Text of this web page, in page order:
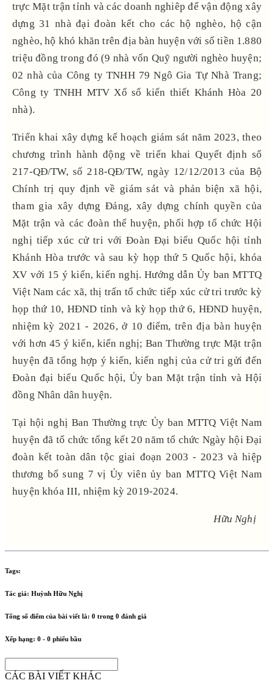
trực Mặt trận tỉnh và các doanh nghiêp để vận động xây
dựng 31 nhà đại đoàn kết cho các hộ nghèo, hộ cận
nghèo, hộ khó khăn trên địa bàn huyện với số tiền 1.880
triệu đồng trong đó (9 nhà vốn Quỹ người nghèo huyện;
02 nhà của Công ty TNHH 79 Ngô Gia Tự Nhà Trang;
Công ty TNHH MTV Xổ số kiến thiết Khánh Hòa 20
nhà).
Triển khai xây dựng kế hoạch giám sát năm 2023, theo
chương trình hành động về triển khai Quyết định số
217-QĐ/TW, số 218-QĐ/TW, ngày 12/12/2013 của Bộ
Chính trị quy định về giám sát và phản biện xã hội,
tham gia xây dựng Đảng, xây dựng chính quyền của
Mặt trận và các đoàn thể huyện, phối hợp tổ chức Hội
nghị tiếp xúc cử tri với Đoàn Đại biểu Quốc hội tỉnh
Khánh Hòa trước và sau kỳ họp thứ 5 Quốc hội, khóa
XV với 15 ý kiến, kiến nghị. Hướng dẫn Ủy ban MTTQ
Việt Nam các xã, thị trấn tổ chức tiếp xúc cử tri trước kỳ
họp thứ 10, HĐND tỉnh và kỳ họp thứ 6, HĐND huyện,
nhiệm kỳ 2021 - 2026, ở 10 điểm, trên địa bàn huyện
với hơn 45 ý kiến, kiến nghị; Ban Thường trực Mặt trận
huyện đã tổng hợp ý kiến, kiến nghị của cử tri gửi đến
Đoàn đại biểu Quốc hội, Ủy ban Mặt trận tỉnh và Hội
đồng Nhân dân huyện.
Tại hội nghị Ban Thường trực Ủy ban MTTQ Việt Nam
huyện đã tổ chức tổng kết 20 năm tổ chức Ngày hội Đại
đoàn kết toàn dân tộc giai đoạn 2003 - 2023 và hiệp
thương bổ sung 7 vị Ủy viên ủy ban MTTQ Việt Nam
huyện khóa III, nhiệm kỳ 2019-2024.
Hữu Nghị
Tags:
Tác giả: Huỳnh Hữu Nghị
Tổng số điểm của bài viết là: 0 trong 0 đánh giá
Xếp hạng: 0 - 0 phiếu bầu
CÁC BÀI VIẾT KHÁC